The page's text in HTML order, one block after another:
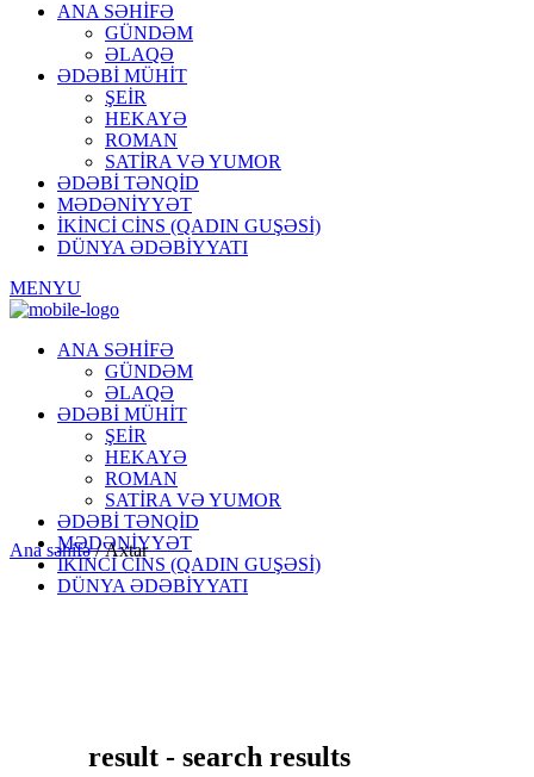
ANA SƏHİFƏ
GÜNDƏM
ƏLAQƏ
ƏDƏBİ MÜHİT
ŞEİR
HEKAYƏ
ROMAN
SATİRA VƏ YUMOR
ƏDƏBİ TƏNQİD
MƏDƏNİYYƏT
İKİNCİ CİNS (QADIN GUŞƏSİ)
DÜNYA ƏDƏBİYYATI
MENYU
ANA SƏHİFƏ
GÜNDƏM
ƏLAQƏ
ƏDƏBİ MÜHİT
ŞEİR
HEKAYƏ
ROMAN
SATİRA VƏ YUMOR
ƏDƏBİ TƏNQİD
MƏDƏNİYYƏT
İKİNCİ CİNS (QADIN GUŞƏSİ)
DÜNYA ƏDƏBİYYATI
Ana səhifə/Axtar
result - search results